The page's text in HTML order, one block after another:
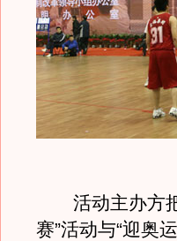
活动主办方把
赛”活动与“迎奥